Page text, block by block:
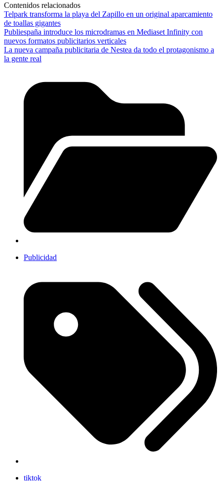
Contenidos relacionados
Telpark transforma la playa del Zapillo en un original aparcamiento
de toallas gigantes
Publiespaña introduce los microdramas en Mediaset Infinity con
nuevos formatos publicitarios verticales
La nueva campaña publicitaria de Nestea da todo el protagonismo a
la gente real
Publicidad
tiktok